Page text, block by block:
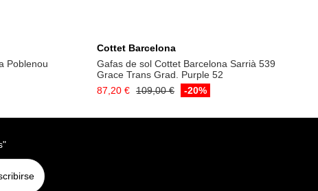
Poblenou
Cottet Barcelona
Gafas de sol Cottet Barcelona Sarrià 539
Grace Trans Grad. Purple 52
87,20 € 109,00 € -20%